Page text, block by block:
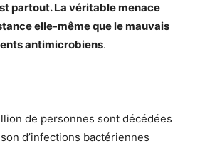
partout. La véritable menace
elle-même que le mauvais
antimicrobiens.
de personnes sont décédées
d’infections bactériennes